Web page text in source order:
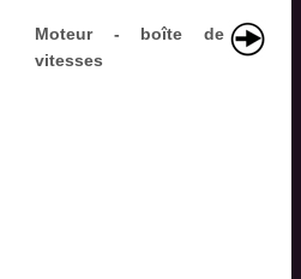
Moteur - boîte de
vitesses